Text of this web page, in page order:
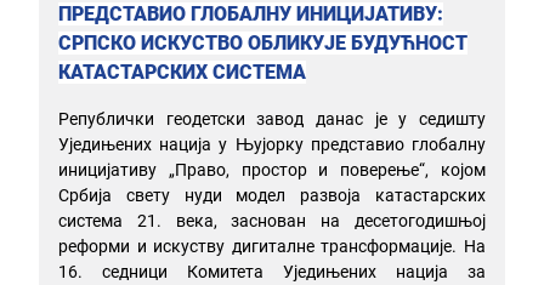
ПРЕДСТАВИО ГЛОБАЛНУ ИНИЦИЈАТИВУ:
СРПСКО ИСКУСТВО ОБЛИКУЈЕ БУДУЋНОСТ
КАТАСТАРСКИХ СИСТЕМА
Републички геодетски завод данас је у седишту
Уједињених нација у Њујорку представио глобалну
иницијативу „Право, простор и поверење“, којом
Србија свету нуди модел развоја катастарских
система 21. века, заснован на десетогодишњој
реформи и искуству дигиталне трансформације. На
16. седници Комитета Уједињених нација за